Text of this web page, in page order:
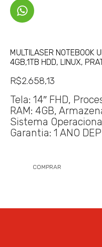
MULTILASER NOTEBOOK
4GB,1TB HDD, LINUX,
R$2.658,13
Tela: 14″ FHD,
RAM: 4GB,
Sistema
Garantia: 1 ANO
COMPRAR